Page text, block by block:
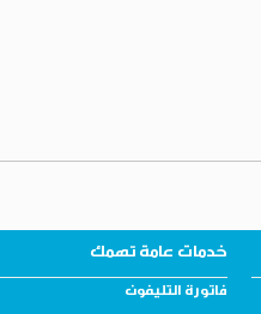
خدمات عامة تهمك
فاتورة التليفون